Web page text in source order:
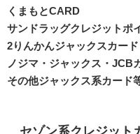
くまもとCARD
サンドラッグクレジットポ
2りんかんジャックスカード
ノジマ・ジャックス・JCB
その他ジャックス系カード
セゾン系クレジット